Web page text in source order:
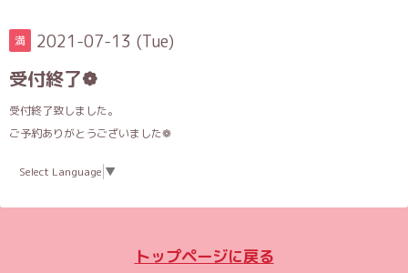
満 2021-07-13 (Tue)
受付終了❁
受付終了致しました。
ご予約ありがとうございました❁
Select Language ▼
トップページに戻る